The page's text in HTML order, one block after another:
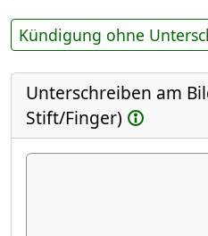
Kündigung ohne
Unterschreiben am
Stift/Finger)